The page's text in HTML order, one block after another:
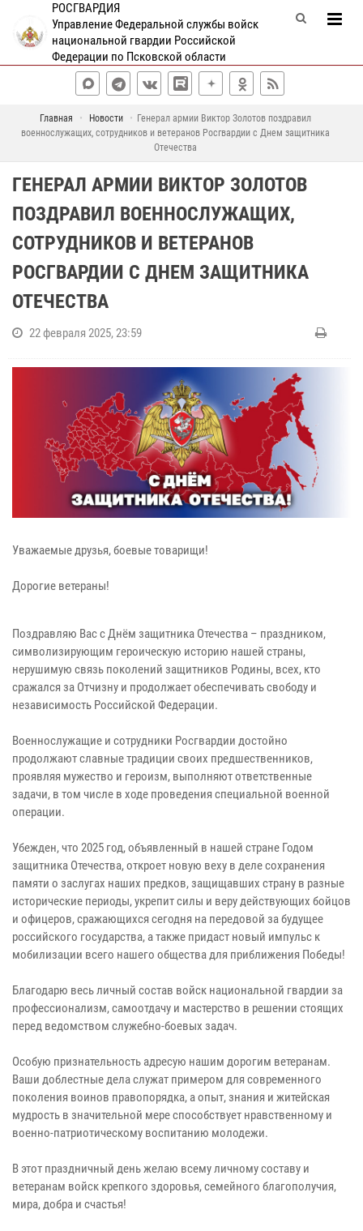
РОСГВАРДИЯ
Управление Федеральной службы войск
национальной гвардии Российской
Федерации по Псковской области
Главная Новости
Генерал армии Виктор Золотов поздравил
военнослужащих, сотрудников и ветеранов Росгвардии с Днем защитника
Отечества
ГЕНЕРАЛ АРМИИ ВИКТОР ЗОЛОТОВ
ПОЗДРАВИЛ ВОЕННОСЛУЖАЩИХ,
СОТРУДНИКОВ И ВЕТЕРАНОВ
РОСГВАРДИИ С ДНЕМ ЗАЩИТНИКА
ОТЕЧЕСТВА
22 февраля 2025, 23:59
Уважаемые друзья, боевые товарищи!
Дорогие ветераны!
Поздравляю Вас с Днём защитника Отечества – праздником,
символизирующим героическую историю нашей страны,
нерушимую связь поколений защитников Родины, всех, кто
сражался за Отчизну и продолжает обеспечивать свободу и
независимость Российской Федерации.
Военнослужащие и сотрудники Росгвардии достойно
продолжают славные традиции своих предшественников,
проявляя мужество и героизм, выполняют ответственные
задачи, в том числе в ходе проведения специальной военной
операции.
Убежден, что 2025 год, объявленный в нашей стране Годом
защитника Отечества, откроет новую веху в деле сохранения
памяти о заслугах наших предков, защищавших страну в разные
исторические периоды, укрепит силы и веру действующих бойцов
и офицеров, сражающихся сегодня на передовой за будущее
российского государства, а также придаст новый импульс к
мобилизации всего нашего общества для приближения Победы!
Благодарю весь личный состав войск национальной гвардии за
профессионализм, самоотдачу и мастерство в решении стоящих
перед ведомством служебно-боевых задач.
Особую признательность адресую нашим дорогим ветеранам.
Ваши доблестные дела служат примером для современного
поколения воинов правопорядка, а опыт, знания и житейская
мудрость в значительной мере способствует нравственному и
военно-патриотическому воспитанию молодежи.
В этот праздничный день желаю всему личному составу и
ветеранам войск крепкого здоровья, семейного благополучия,
мира, добра и счастья!